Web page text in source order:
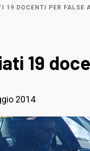
19 DOCENTI PER FALSE
19
2014